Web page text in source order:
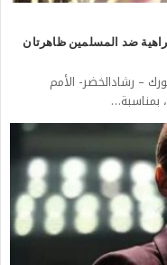
ضد المسلمين ظاهرتان
– رشادالخضر- الأمم
بمناسبة…